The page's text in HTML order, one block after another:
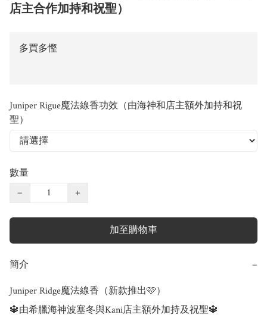
店主合作加持和祝聖）
多買多慳
Juniper Rigue魔法線香功效（由海神和店主額外加持和祝
聖）
數量
−
+
加至購物車
簡介 −
Juniper Ridge魔法線香（新款推出🩷）
🔱由希臘海神波塞冬與Kani店主額外加持及祝聖🔱